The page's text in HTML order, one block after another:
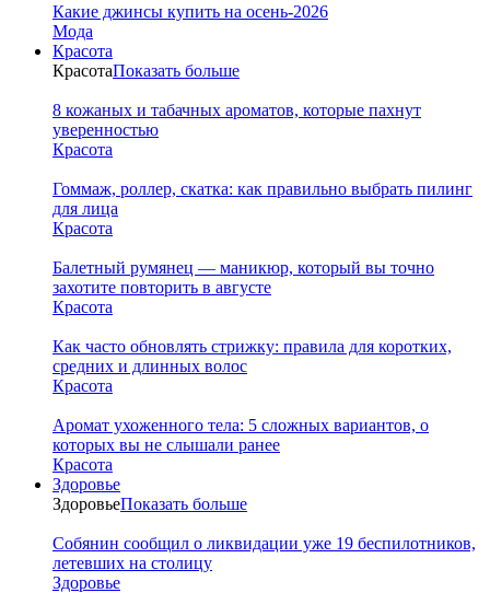
Какие джинсы купить на осень-2026
Мода
Красота
КрасотаПоказать больше
8 кожаных и табачных ароматов, которые пахнут
уверенностью
Красота
Гоммаж, роллер, скатка: как правильно выбрать пилинг
для лица
Красота
Балетный румянец — маникюр, который вы точно
захотите повторить в августе
Красота
Как часто обновлять стрижку: правила для коротких,
средних и длинных волос
Красота
Аромат ухоженного тела: 5 сложных вариантов, о
которых вы не слышали ранее
Красота
Здоровье
ЗдоровьеПоказать больше
Собянин сообщил о ликвидации уже 19 беспилотников,
летевших на столицу
Здоровье